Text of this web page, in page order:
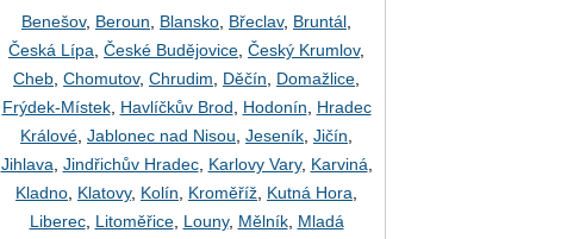
Benešov, Beroun Blansko Břeclav, Bruntál
Česká Lípa České Budějovice Český Krumlov,
Cheb Chomutov, Chrudim Děčín Domažlice
Frýdek-Místek, Havlíčkův Brod Hodonín
Hradec
Králové Jablonec nad Nisou Jeseník Jičín
Jihlava Jindřichův Hradec, Karlovy Vary, Karviná
Kladno Klatovy, Kolín Kroměříž Kutná Hora
Liberec, Litoměřice, Louny, Mělník, Mladá